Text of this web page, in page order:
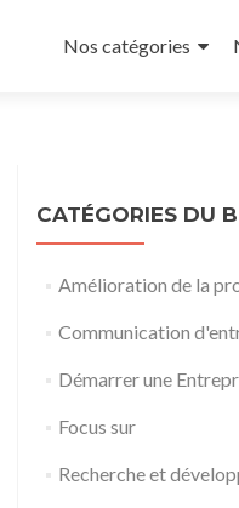
au
Nos catégories
CATÉGORIES DU
Amélioration de la
Communication
Démarrer une
Focus sur
Recherche et